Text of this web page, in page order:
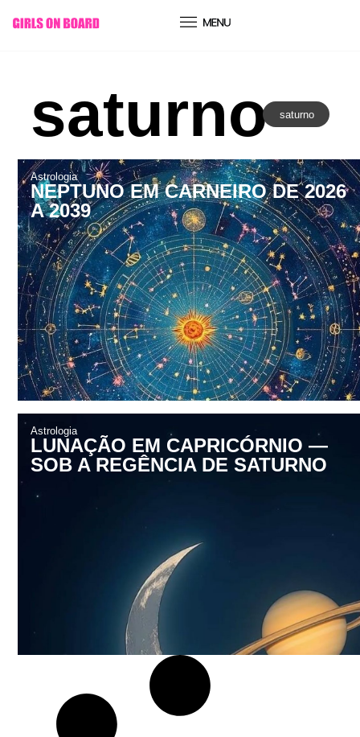
conteúdo
saturno saturno
Astrologia
NEPTUNO EM CARNEIRO DE 2026
A 2039
Astrologia
LUNAÇÃO EM CAPRICÓRNIO —
SOB A REGÊNCIA DE SATURNO